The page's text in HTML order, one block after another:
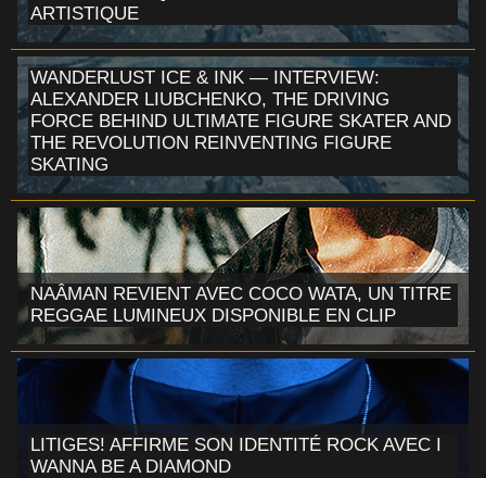
ARTISTIQUE
WANDERLUST ICE & INK — INTERVIEW:
ALEXANDER LIUBCHENKO, THE DRIVING
FORCE BEHIND ULTIMATE FIGURE SKATER AND
THE REVOLUTION REINVENTING FIGURE
SKATING
NAÂMAN REVIENT AVEC COCO WATA, UN TITRE
REGGAE LUMINEUX DISPONIBLE EN CLIP
LITIGES! AFFIRME SON IDENTITÉ ROCK AVEC I
WANNA BE A DIAMOND